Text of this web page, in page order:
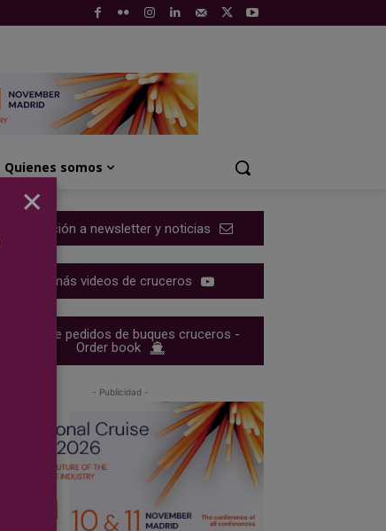
Quienes somos
Suscripción a newsletter y noticias
Ver más videos de cruceros
Cartera de pedidos de buques cruceros -
Order book
- Publicidad -
×